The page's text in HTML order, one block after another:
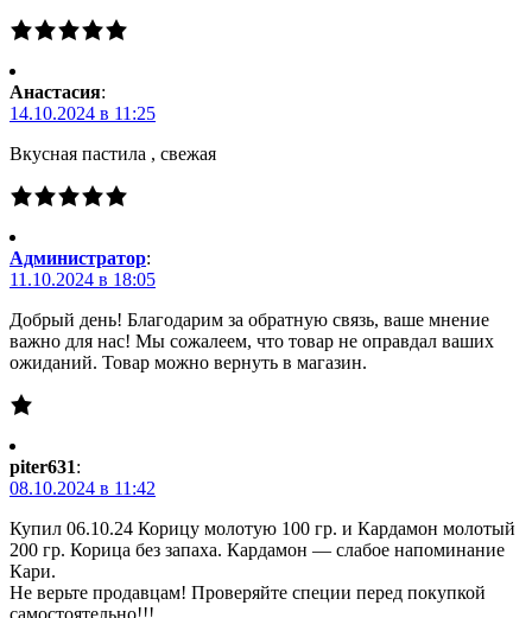
Анастасия:
14.10.2024 в 11:25
Вкусная пастила , свежая
Администратор:
11.10.2024 в 18:05
Добрый день! Благодарим за обратную связь, ваше мнение
важно для нас! Мы сожалеем, что товар не оправдал ваших
ожиданий. Товар можно вернуть в магазин.
piter631:
08.10.2024 в 11:42
Купил 06.10.24 Корицу молотую 100 гр. и Кардамон молотый
200 гр. Корица без запаха. Кардамон — слабое напоминание
Кари.
Не верьте продавцам! Проверяйте специи перед покупкой
самостоятельно!!!